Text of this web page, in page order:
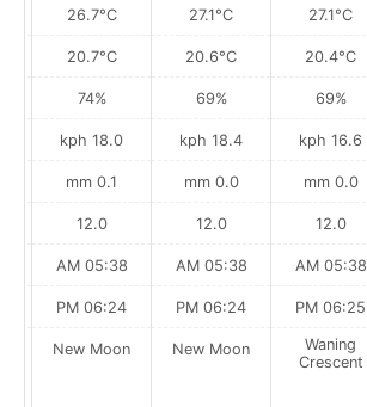
27.1°C
20.4°C
69%
16.6 kph
0.0 mm
12.0
05:38 AM
06:25 PM
Waning
Crescent
27.1°C
20.6°C
69%
18.4 kph
0.0 mm
12.0
05:38 AM
06:24 PM
New Moon
26.7°C
20.7°C
74%
18.0 kph
0.1 mm
12.0
05:38 AM
06:24 PM
New Moon